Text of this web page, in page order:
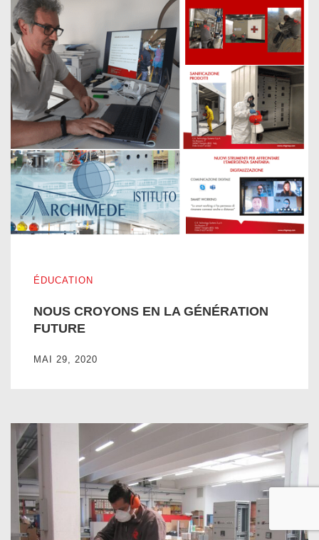
ÉDUCATION
NOUS CROYONS EN LA GÉNÉRATION
FUTURE
MAI 29, 2020